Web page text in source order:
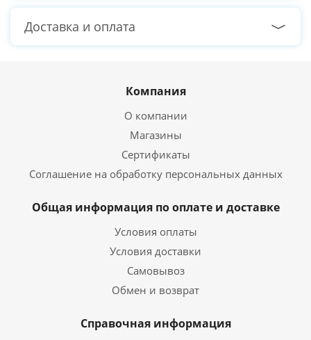
Доставка и оплата
Компания
О компании
Магазины
Сертификаты
Соглашение на обработку персональных данных
Общая информация по оплате и доставке
Условия оплаты
Условия доставки
Самовывоз
Обмен и возврат
Справочная информация